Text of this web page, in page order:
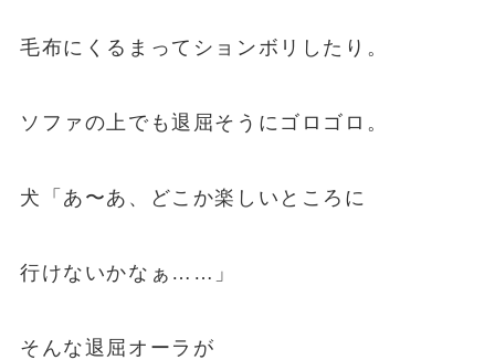
毛布にくるまってションボリしたり。
ソファの上でも退屈そうにゴロゴロ。
犬「あ〜あ、どこか楽しいところに
行けないかなぁ……」
そんな退屈オーラが